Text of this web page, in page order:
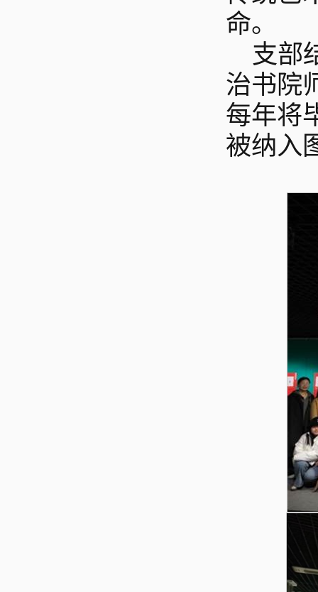
命。
支部
治书院
每年将
被纳入